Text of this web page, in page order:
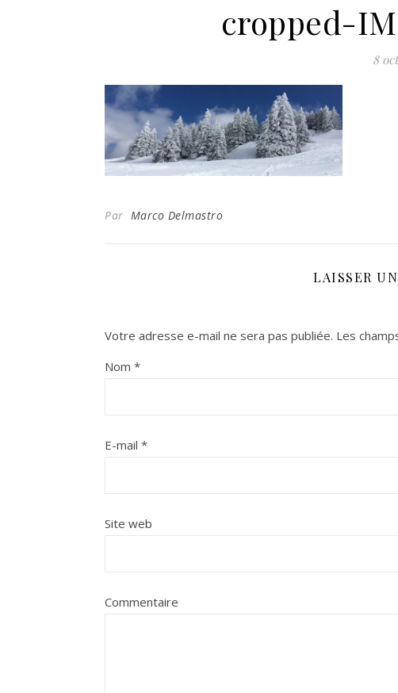
cropped-
8
Par Marco Delmastro
LAISSER
Votre adresse e-mail ne sera pas publiée. Les
Nom *
E-mail *
Site web
Commentaire